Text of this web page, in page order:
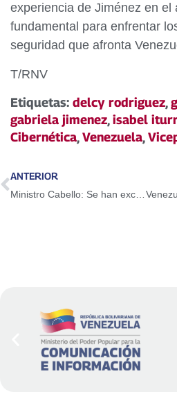
experiencia de Jiménez en el
fundamental para enfrentar
seguridad que afronta
T/RNV
Etiquetas: delcy rodriguez,
gabriela jimenez,isabel
Cibernética,Venezuela,
ANTERIOR